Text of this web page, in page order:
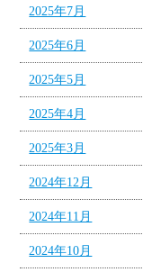
2025年7月
2025年6月
2025年5月
2025年4月
2025年3月
2024年12月
2024年11月
2024年10月